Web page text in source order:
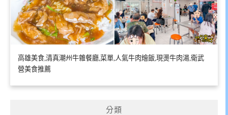
高雄美食,清真潮州牛雜餐廳,菜單,人氣牛肉燴飯,現燙牛肉湯,衛武
營美食推薦
分類